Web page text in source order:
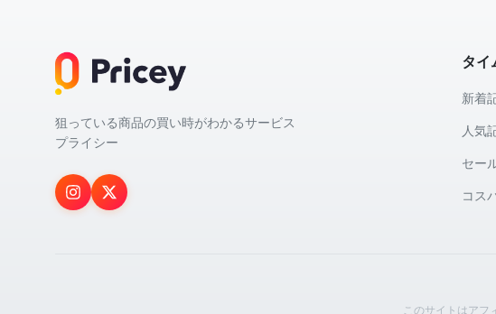
狙っている商品の買い時がわかるサービス
プライシー
タイ
新着
人気
セー
コス
このサイトはアフ